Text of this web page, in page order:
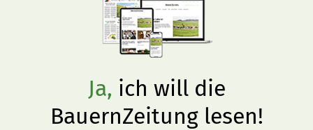
Ja, ich will die
BauernZeitung lesen!